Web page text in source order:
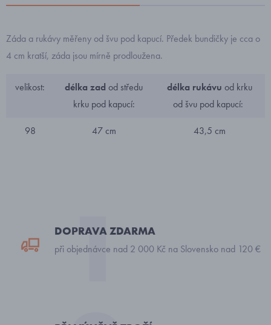
Záda a rukávy měřeny od švu pod kapucí. Předek bundičky je cca o
4 cm kratší, záda jsou mírně prodloužena.
velikost: délka zad od středu
krku pod kapucí:
délka rukávu od krku
od švu pod kapucí:
98 47 cm 43,5 cm
DOPRAVA ZDARMA
při objednávce nad 2 000 Kč na Slovensko nad 120 €